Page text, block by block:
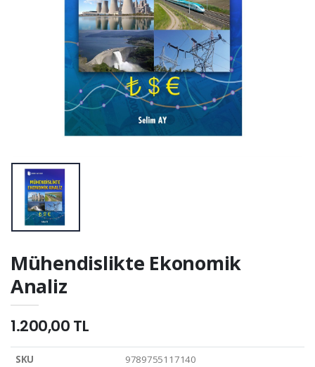
Mühendislikte Ekonomik
Analiz
1.200,00 TL
SKU
9789755117140